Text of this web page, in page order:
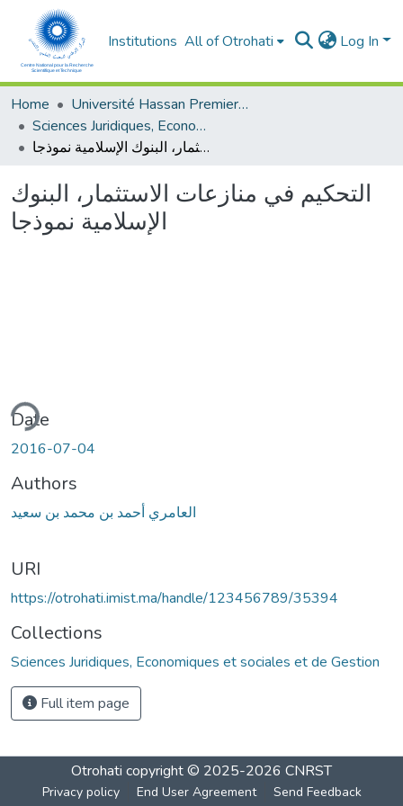
Institutions All of Otrohati Log In
Home
Université Hassan Premier- Settat
Sciences Juridiques, Economiques et sociales et de Gestion
التحكيم في منازعات الاستثمار، البنوك الإسلامية نموذجا
التحكيم في منازعات الاستثمار، البنوك
الإسلامية نموذجا
Date
2016-07-04
Authors
العامري أحمد بن محمد بن سعيد
URI
https://otrohati.imist.ma/handle/123456789/35394
Collections
Sciences Juridiques, Economiques et sociales et de Gestion
Full item page
Otrohati copyright © 2025-2026 CNRST
Privacy policy End User Agreement Send Feedback